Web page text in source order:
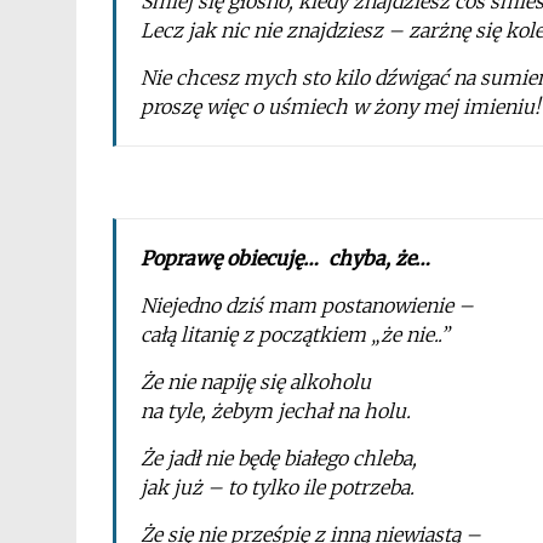
Lecz jak nic nie znajdziesz – zarżnę się
Nie chcesz mych sto kilo dźwigać na
proszę więc o uśmiech w żony mej imieniu!
Poprawę obiecuję… chyba, że…
Niejedno dziś mam postanowienie –
całą litanię z początkiem „że nie..”
Że nie napiję się alkoholu
na tyle, żebym jechał na holu.
Że jadł nie będę białego chleba,
jak już – to tylko ile potrzeba.
Że się nie prześpię z inną niewiastą –